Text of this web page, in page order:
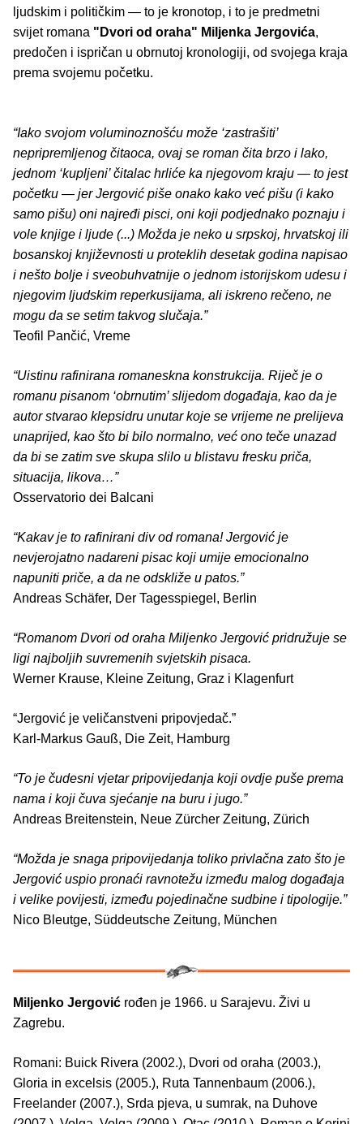
ljudskim i političkim — to je kronotop, i to je predmetni
svijet romana "Dvori od oraha" Miljenka Jergovića,
predočen i ispričan u obrnutoj kronologiji, od svojega kraja
prema svojemu početku.
“Iako svojom voluminoznošću može ‘zastrašiti’
nepripremljenog čitaoca, ovaj se roman čita brzo i lako,
jednom ‘kupljeni’ čitalac hrliće ka njegovom kraju — to jest
početku — jer Jergović piše onako kako već pišu (i kako
samo pišu) oni najređi pisci, oni koji podjednako poznaju i
vole knjige i ljude (...) Možda je neko u srpskoj, hrvatskoj ili
bosanskoj književnosti u proteklih desetak godina napisao
i nešto bolje i sveobuhvatnije o jednom istorijskom udesu i
njegovim ljudskim reperkusijama, ali iskreno rečeno, ne
mogu da se setim takvog slučaja.”
Teofil Pančić, Vreme
“Uistinu rafinirana romaneskna konstrukcija. Riječ je o
romanu pisanom ‘obrnutim’ slijedom događaja, kao da je
autor stvarao klepsidru unutar koje se vrijeme ne prelijeva
unaprijed, kao što bi bilo normalno, već ono teče unazad
da bi se zatim sve skupa slilo u blistavu fresku priča,
situacija, likova…”
Osservatorio dei Balcani
“Kakav je to rafinirani div od romana! Jergović je
nevjerojatno nadareni pisac koji umije emocionalno
napuniti priče, a da ne odskliže u patos.”
Andreas Schäfer, Der Tagesspiegel, Berlin
“Romanom Dvori od oraha Miljenko Jergović pridružuje se
ligi najboljih suvremenih svjetskih pisaca.
Werner Krause, Kleine Zeitung, Graz i Klagenfurt
“Jergović je veličanstveni pripovjedač.”
Karl-Markus Gauß, Die Zeit, Hamburg
“To je čudesni vjetar pripovijedanja koji ovdje puše prema
nama i koji čuva sjećanje na buru i jugo.”
Andreas Breitenstein, Neue Zürcher Zeitung, Zürich
“Možda je snaga pripovijedanja toliko privlačna zato što je
Jergović uspio pronaći ravnotežu između malog događaja
i velike povijesti, između pojedinačne sudbine i tipologije.”
Nico Bleutge, Süddeutsche Zeitung, München
Miljenko Jergović rođen je 1966. u Sarajevu. Živi u
Zagrebu.
Romani: Buick Rivera (2002.), Dvori od oraha (2003.),
Gloria in excelsis (2005.), Ruta Tannenbaum (2006.),
Freelander (2007.), Srda pjeva, u sumrak, na Duhove